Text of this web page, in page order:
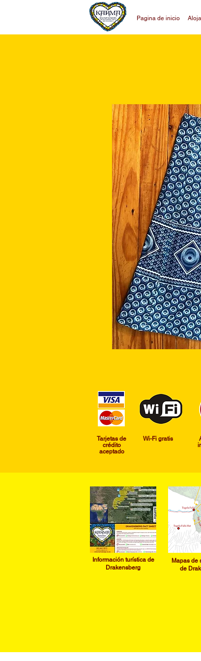
Pagina de inicio
​Tarjetas de
crédito
aceptado
Wi-Fi gratis
nformación turística de
Drakensberg
​Mapas de
de